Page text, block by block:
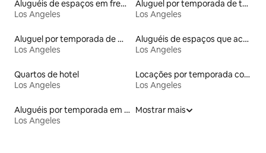
Aluguéis de espaços em frente à praia
Los Angeles
Aluguel por temporada de townhouses
Los Angeles
Aluguel por temporada de microcasas
Los Angeles
Aluguéis de espaços que aceitam animais de estimação
Los Angeles
Quartos de hotel
Los Angeles
Locações por temporada com piscina
Los Angeles
Aluguéis por temporada em resorts
Los Angeles
Mostrar mais